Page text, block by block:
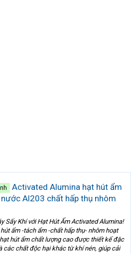
Activated Alumina hạt hút ẩm
Al203 chất hấp thụ nhôm
Sấy Khí với Hạt Hút Ẩm Activated Alumina!
ẩm -tách ẩm -chất hấp thụ- nhôm hoạt
hút ẩm chất lượng cao được thiết kế đặc
các chất độc hại khác từ khí nén, giúp cải